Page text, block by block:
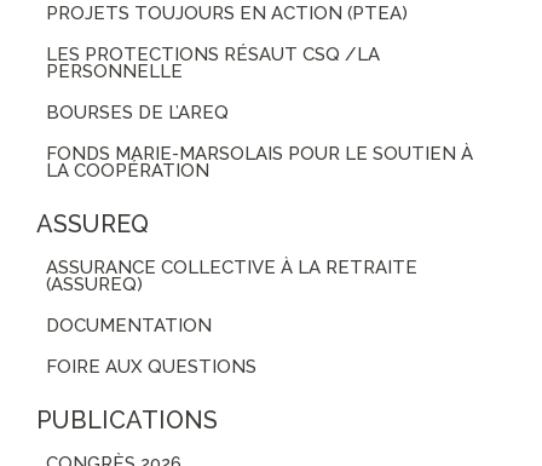
PROJETS TOUJOURS EN ACTION (PTEA)
LES PROTECTIONS RÉSAUT CSQ /LA
PERSONNELLE
BOURSES DE L’AREQ
FONDS MARIE-MARSOLAIS POUR LE SOUTIEN À
LA COOPÉRATION
ASSUREQ
ASSURANCE COLLECTIVE À LA RETRAITE
(ASSUREQ)
DOCUMENTATION
FOIRE AUX QUESTIONS
PUBLICATIONS